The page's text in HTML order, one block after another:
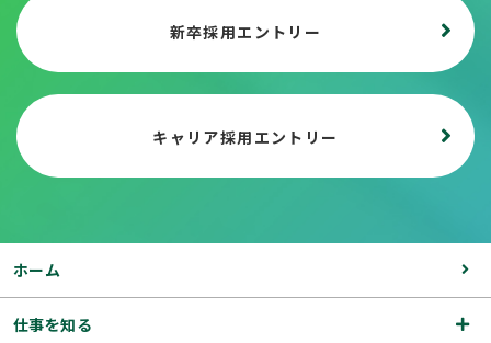
新卒採用エントリー
キャリア採用エントリー
ホーム
仕事を知る